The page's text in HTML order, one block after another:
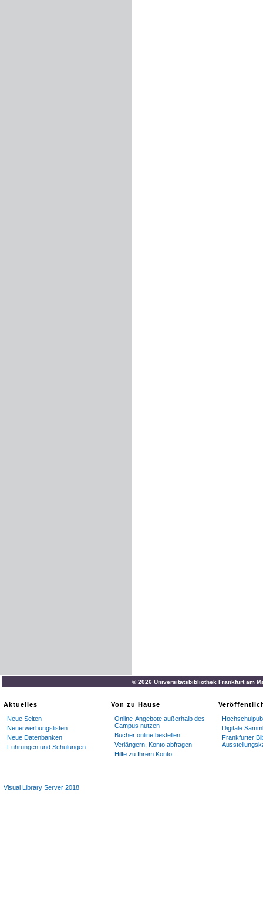
© 2026 Universitätsbibliothek Frankfurt am
Aktuelles
Neue Seiten
Neuerwerbungslisten
Neue Datenbanken
Führungen und Schulungen
Von zu Hause
Online-Angebote außerhalb des
Campus nutzen
Bücher online bestellen
Verlängern, Konto abfragen
Hilfe zu Ihrem Konto
Digitale
Frankfurter
Visual Library Server 2018